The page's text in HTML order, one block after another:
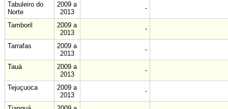
Tabuleiro do
Norte
2009 a
2013
-
Tamboril
2009 a
2013
-
Tarrafas
2009 a
2013
-
Tauá
2009 a
2013
-
Tejuçuoca
2009 a
2013
-